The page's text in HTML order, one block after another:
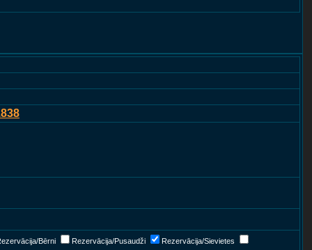
Bērni Rezervācija/Pusaudži Rezervācija/Sievietes